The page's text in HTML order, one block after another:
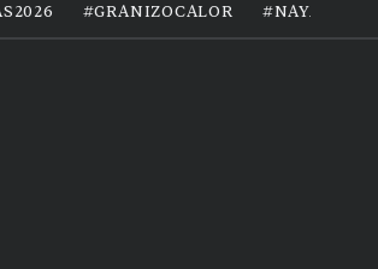
#GRANIZOCALOR #NAYARIT